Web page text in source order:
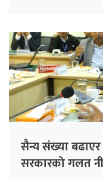
सैन्य संख्या बढाएर
सरकारको गलत